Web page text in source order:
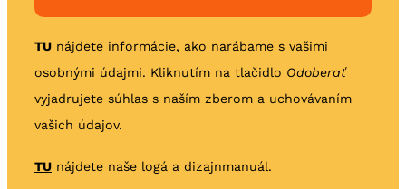
TUnájdete informácie, ako narábame s vašimi
osobnými údajmi. Kliknutím na tlačidlo Odoberať
vyjadrujete súhlas s naším zberom a uchovávaním
vašich údajov.
TUnájdete naše logá a dizajnmanuál.